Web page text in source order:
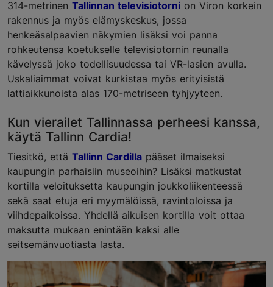
314-metrinen Tallinnan televisiotorni on Viron korkein
rakennus ja myös elämyskeskus, jossa
henkeäsalpaavien näkymien lisäksi voi panna
rohkeutensa koetukselle televisiotornin reunalla
kävelyssä joko todellisuudessa tai VR-lasien avulla.
Uskaliaimmat voivat kurkistaa myös erityisistä
lattiaikkunoista alas 170-metriseen tyhjyyteen.
Kun vierailet Tallinnassa perheesi kanssa,
käytä Tallinn Cardia!
Tiesitkö, että Tallinn Cardilla pääset ilmaiseksi
kaupungin parhaisiin museoihin? Lisäksi matkustat
kortilla veloituksetta kaupungin joukkoliikenteessä
sekä saat etuja eri myymälöissä, ravintoloissa ja
viihdepaikoissa. Yhdellä aikuisen kortilla voit ottaa
maksutta mukaan enintään kaksi alle
seitsemänvuotiasta lasta.